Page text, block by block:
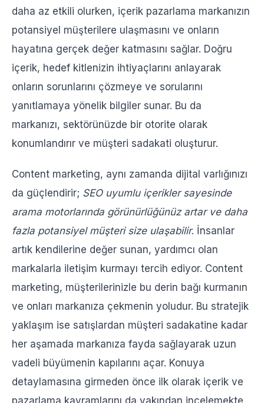
İçerik Pazarlama Stratejisinin Başarısı Nasıl Ölçülür?
Trafik Analizi
Etkileşim Metrikleri
Dönüşüm Oranları
SEO Performansı
Hedeflere Ulaşım
Okuma Süresi ve Hemen Çıkma Oranı
Paylaşılabilirlik
İçerik Pazarlama ve Dijital Pazarlama Farkı
Amaç
Tanışalım!
daha az etkili olurken, içerik pazarlama markanızın
potansiyel müşterilere ulaşmasını ve onların
hayatına gerçek değer katmasını sağlar. Doğru
içerik, hedef kitlenizin ihtiyaçlarını anlayarak
onların sorunlarını çözmeye ve sorularını
yanıtlamaya yönelik bilgiler sunar. Bu da
markanızı, sektörünüzde bir otorite olarak
konumlandırır ve müşteri sadakati oluşturur.
Content marketing, aynı zamanda dijital varlığınızı
da güçlendirir; SEO uyumlu içerikler sayesinde
arama motorlarında görünürlüğünüz artar ve daha
fazla potansiyel müşteri size ulaşabilir. İnsanlar
artık kendilerine değer sunan, yardımcı olan
markalarla iletişim kurmayı tercih ediyor. Content
marketing, müşterilerinizle bu derin bağı kurmanın
ve onları markanıza çekmenin yoludur. Bu stratejik
yaklaşım ise satışlardan müşteri sadakatine kadar
her aşamada markanıza fayda sağlayarak uzun
vadeli büyümenin kapılarını açar. Konuya
detaylamasına girmeden önce ilk olarak içerik ve